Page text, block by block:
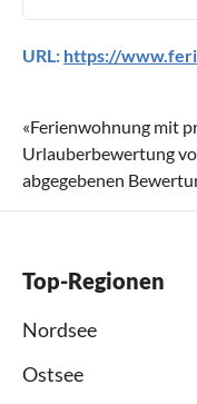
URL: https://
«Ferienwohnung mit
Urlauberbewertung
abgegebenen
Top-Regionen
Nordsee
Ostsee